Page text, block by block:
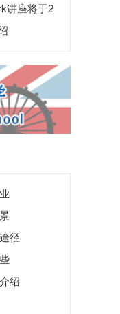
讲座将于2
径
绍